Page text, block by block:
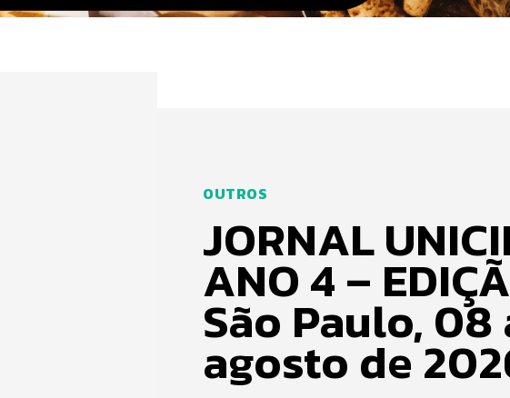
OUTROS
JORNAL
ANO 4 –
São Paulo, 08
agosto de